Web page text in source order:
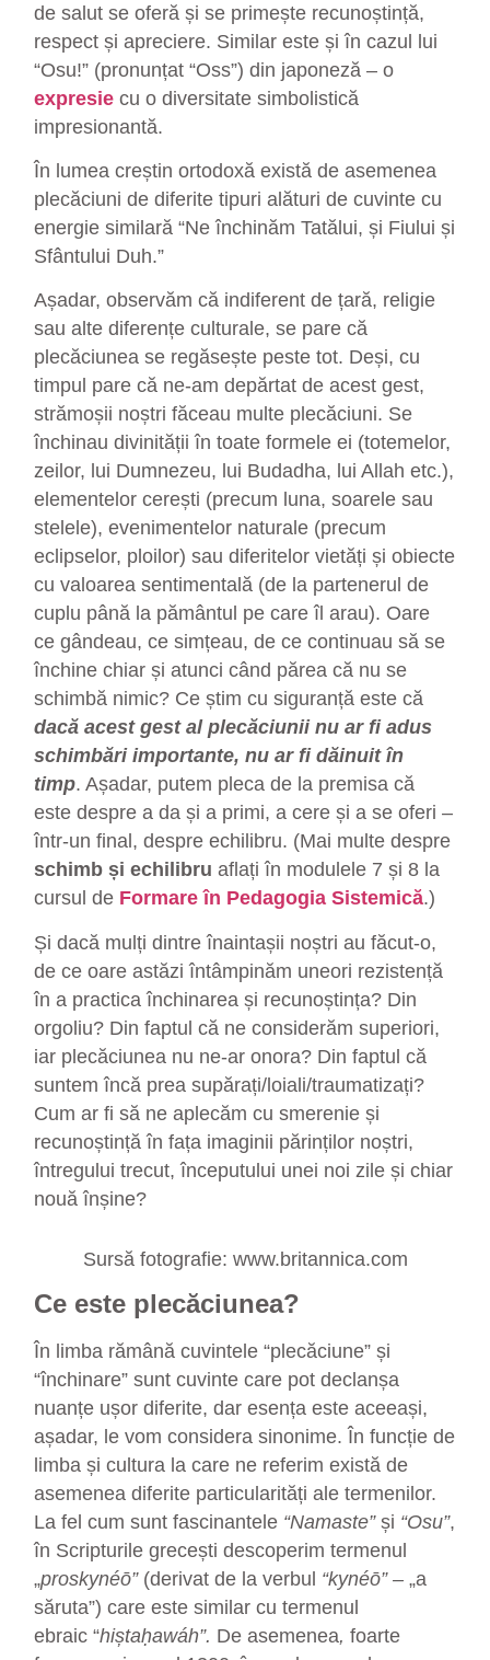
de salut se oferă și se primește recunoștință,
respect și apreciere. Similar este și în cazul lui
“Osu!” (pronunțat “Oss”) din japoneză – o
expresie cu o diversitate simbolistică
impresionantă.
În lumea creștin ortodoxă există de asemenea
plecăciuni de diferite tipuri alături de cuvinte cu
energie similară “Ne închinăm Tatălui, și Fiului și
Sfântului Duh.”
Așadar, observăm că indiferent de țară, religie
sau alte diferențe culturale, se pare că
plecăciunea se regăsește peste tot. Deși, cu
timpul pare că ne-am depărtat de acest gest,
strămoșii noștri făceau multe plecăciuni. Se
închinau divinității în toate formele ei (totemelor,
zeilor, lui Dumnezeu, lui Budadha, lui Allah etc.),
elementelor cerești (precum luna, soarele sau
stelele), evenimentelor naturale (precum
eclipselor, ploilor) sau diferitelor vietăți și obiecte
cu valoarea sentimentală (de la partenerul de
cuplu până la pământul pe care îl arau). Oare
ce gândeau, ce simțeau, de ce continuau să se
închine chiar și atunci când părea că nu se
schimbă nimic? Ce știm cu siguranță este că
dacă acest gest al plecăciunii nu ar fi adus
schimbări importante, nu ar fi dăinuit în
timp. Așadar, putem pleca de la premisa că
este despre a da și a primi, a cere și a se oferi –
într-un final, despre echilibru. (Mai multe despre
schimb și echilibru aflați în modulele 7 și 8 la
cursul de Formare în Pedagogia Sistemică.)
Și dacă mulți dintre înaintașii noștri au făcut-o,
de ce oare astăzi întâmpinăm uneori rezistență
în a practica închinarea și recunoștința? Din
orgoliu? Din faptul că ne considerăm superiori,
iar plecăciunea nu ne-ar onora? Din faptul că
suntem încă prea supărați/loiali/traumatizați?
Cum ar fi să ne aplecăm cu smerenie și
recunoștință în fața imaginii părinților noștri,
întregului trecut, începutului unei noi zile și chiar
nouă înșine?
Sursă fotografie: www.britannica.com
Ce este plecăciunea?
În limba rămână cuvintele “plecăciune” și
“închinare” sunt cuvinte care pot declanșa
nuanțe ușor diferite, dar esența este aceeași,
așadar, le vom considera sinonime. În funcție de
limba și cultura la care ne referim există de
asemenea diferite particularități ale termenilor.
La fel cum sunt fascinantele “Namaste”și “Osu”,
în Scripturile grecești descoperim termenul
„proskynéō” (derivat de la verbul “kynéō” – „a
săruta”) care este similar cu termenul
ebraic “hiștaḥawáh”. De asemenea,foarte